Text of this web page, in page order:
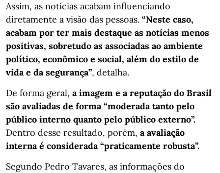
Assim, as notícias acabam influenciando
diretamente a visão das pessoas. “Neste caso,
acabam por ter mais destaque as notícias menos
positivas, sobretudo as associadas ao ambiente
político, econômico e social, além do estilo de
vida e da segurança”, detalha.
De forma geral, a imagem e a reputação do Brasil
são avaliadas de forma “moderada tanto pelo
público interno quanto pelo público externo”.
Dentro desse resultado, porém, a avaliação
interna é considerada “praticamente robusta”.
Segundo Pedro Tavares, as informações do